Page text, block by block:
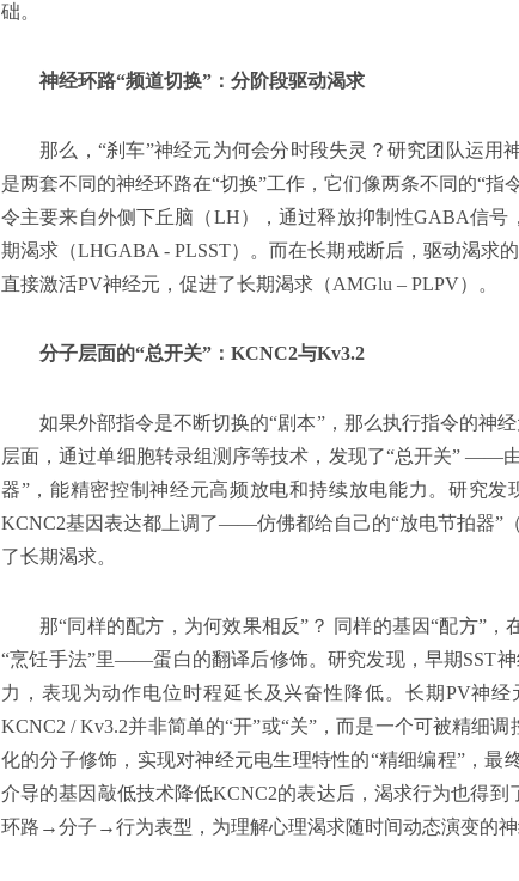
础。
神经环路“频道切换”：分阶段驱动渴求
那么，“刹车”神经元为何会分时段失灵？研究团队运
是两套不同的神经环路在“切换”工作，它们像两条不同的“
令主要来自外侧下丘脑（LH），通过释放抑制性GABA信
期渴求（LHGABA - PLSST）。而在长期戒断后，驱动渴求
直接激活PV神经元，促进了长期渴求（AMGlu – PLPV）。
分子层面的“总开关”：KCNC2与Kv3.2
如果外部指令是不断切换的“剧本”，那么执行指令的神
层面，通过单细胞转录组测序等技术，发现了“总开关” ——
器”，能精密控制神经元高频放电和持续放电能力。研究
KCNC2基因表达都上调了——仿佛都给自己的“放电节拍器”
了长期渴求。
那“同样的配方，为何效果相反”？ 同样的基因“配方”
“烹饪手法”里——蛋白的翻译后修饰。研究发现，早期SST
力，表现为动作电位时程延长及兴奋性降低。长期PV神
KCNC2 / Kv3.2并非简单的“开”或“关”，而是一个可被精细
化的分子修饰，实现对神经元电生理特性的“精细编程”，
介导的基因敲低技术降低KCNC2的表达后，渴求行为也得
环路→分子→行为表型，为理解心理渴求随时间动态演变的神